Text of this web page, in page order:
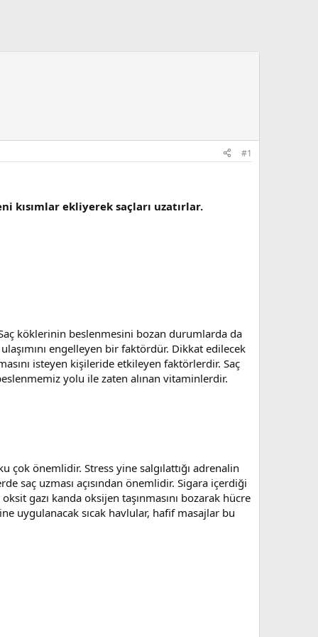
#1
kısımlar ekliyerek saçları uzatırlar.
köklerinin beslenmesini bozan durumlarda da
engelleyen bir faktördür. Dikkat edilecek
isteyen kişileride etkileyen faktörlerdir. Saç
yolu ile zaten alınan vitaminlerdir.
çok önemlidir. Stress yine salgılattığı adrenalin
saç uzması açısından önemlidir. Sigara içerdiği
gazı kanda oksijen taşınmasını bozarak hücre
uygulanacak sıcak havlular, hafif masajlar bu